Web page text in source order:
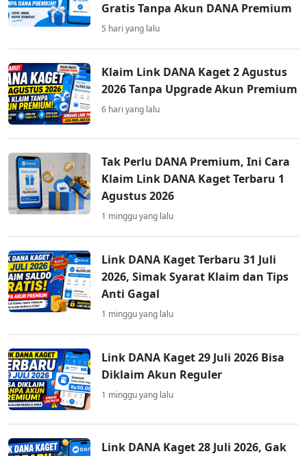
Gratis Tanpa Akun DANA Premium
5 hari yang lalu
Klaim Link DANA Kaget 2 Agustus
2026 Tanpa Upgrade Akun Premium
6 hari yang lalu
Tak Perlu DANA Premium, Ini Cara
Klaim Link DANA Kaget Terbaru 1
Agustus 2026
1 minggu yang lalu
Link DANA Kaget Terbaru 31 Juli
2026, Simak Syarat Klaim dan Tips
Anti Gagal
1 minggu yang lalu
Link DANA Kaget 29 Juli 2026 Bisa
Diklaim Akun Reguler
1 minggu yang lalu
Link DANA Kaget 28 Juli 2026, Gak